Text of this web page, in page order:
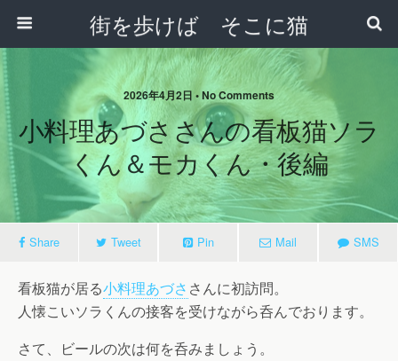
街を歩けば そこに猫
2026年4月2日 • No Comments
小料理あづささんの看板猫ソラ
くん＆モカくん・後編
Share Tweet Pin Mail SMS
看板猫が居る小料理あづさ さんに初訪問。
人懐こいソラくんの接客を受けながら呑んでおります。
さて、ビールの次は何を呑みましょう。